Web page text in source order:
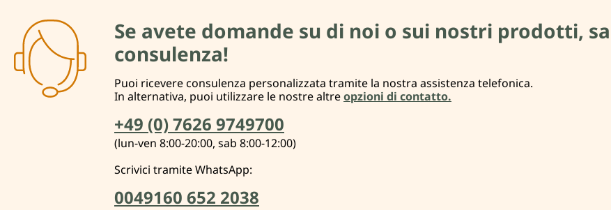
Se avete domande su di noi o sui nostri prodotti,
consulenza!
Puoi ricevere consulenza personalizzata tramite la nostra assistenza telefonica.
In alternativa, puoi utilizzare le nostre altreopzioni di contatto.
+49 (0) 7626 9749700
(lun-ven 8:00-20:00, sab 8:00-12:00)
Scrivici tramite WhatsApp:
0049160 652 2038